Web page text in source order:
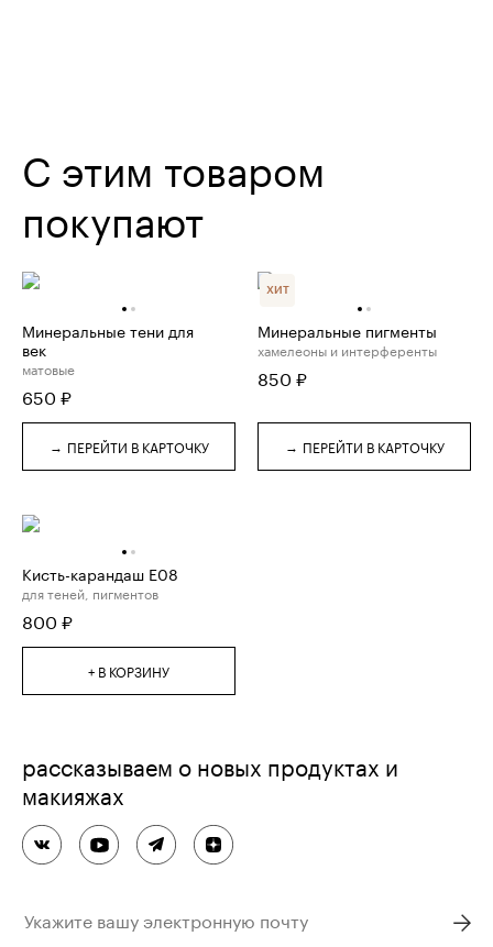
С этим товаром
покупают
Минеральные тени для
век
матовые
650 ₽
→ ПЕРЕЙТИ В КАРТОЧКУ
ХИТ
Минеральные пигменты
хамелеоны и интерференты
850 ₽
→ ПЕРЕЙТИ В КАРТОЧКУ
Кисть-карандаш E08
для теней, пигментов
800 ₽
+ В КОРЗИНУ
рассказываем о новых продуктах и
макияжах